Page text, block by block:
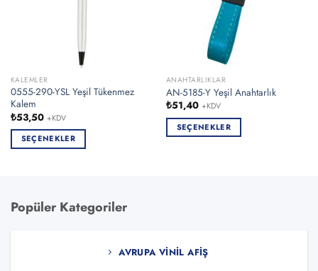
KALEMLER
0555-290-YSL Yeşil Tükenmez
Kalem
₺53,50 +KDV
SEÇENEKLER
fazla
varyasyonu
ANAHTARLIKLAR
AN-5185-Y Yeşil Anahtarlık
₺51,40 +KDV
SEÇENEKLER
ürün
sayfasından
Popüler Kategoriler
AVRUPA VINIL AFIŞ